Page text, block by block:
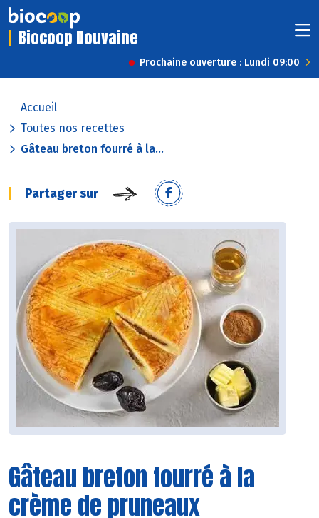
Biocoop Douvaine
Prochaine ouverture : Lundi 09:00
Accueil
Toutes nos recettes
Gâteau breton fourré à la...
Partager sur
Gâteau breton fourré à la
crème de pruneaux